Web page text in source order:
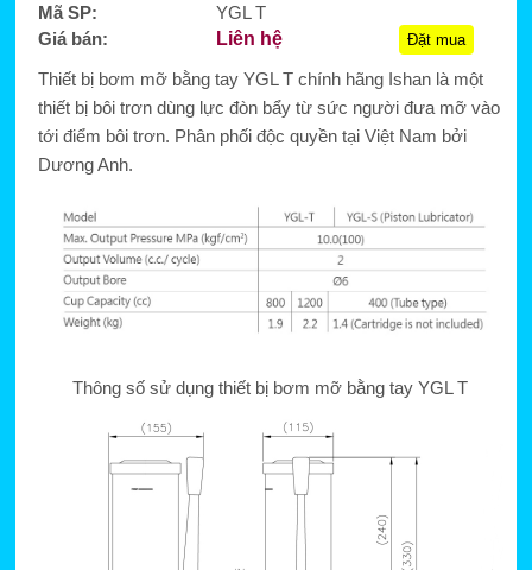
Mã SP:
YGL T
Giá bán:
Liên hệ Đặt mua
Thiết bị bơm mỡ bằng tay YGL T chính hãng Ishan là một
thiết bị bôi trơn dùng lực đòn bẩy từ sức người đưa mỡ vào
tới điểm bôi trơn. Phân phối độc quyền tại Việt Nam bởi
Dương Anh.
Thông số sử dụng thiết bị bơm mỡ bằng tay YGL T